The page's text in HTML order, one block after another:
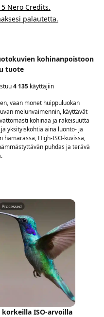
5 Nero Credits.
palautetta.
kohinanpoistoon
tuote
4 135 käyttäjiin
vaan monet huippuluokan
melunvaimennin, käyttävät
kohinaa ja rakeisuutta
yksityiskohtia aina luonto- ja
hämärässä, High-ISO-kuvissa,
puhdas ja terävä
ISO-arvoilla